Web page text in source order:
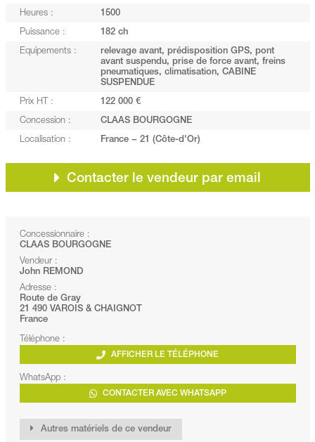
Heures : 1500
Puissance : 182 ch
Equipements :
relevage avant, prédisposition GPS, pont
avant suspendu, prise de force avant, freins
pneumatiques, climatisation, CABINE
SUSPENDUE
Prix HT : 122 000 €
Concession : CLAAS BOURGOGNE
Localisation : France − 21 (Côte-d'Or)
Contacter le vendeur par email
Concessionnaire :
CLAAS BOURGOGNE
Vendeur :
John REMOND
Adresse :
Route de Gray
21 490 VAROIS & CHAIGNOT
France
Téléphone :
AFFICHER LE TÉLÉPHONE
WhatsApp :
CONTACTER AVEC WHATSAPP
Autres matériels de ce vendeur